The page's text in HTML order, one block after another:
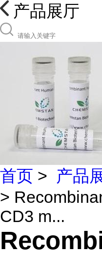
产品展厅
首页 > 产品
>
CD3 m...